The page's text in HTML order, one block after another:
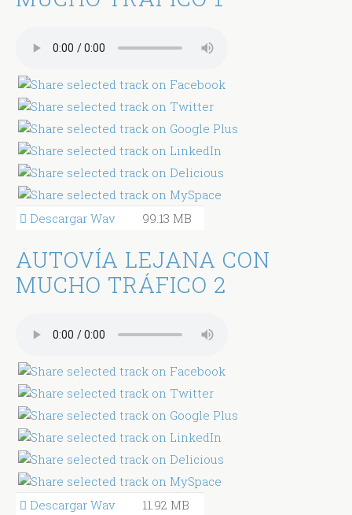
Descargar Wav 99.13 MB
AUTOVÍA LEJANA CON
MUCHO TRÁFICO 2
Descargar Wav 11.92 MB